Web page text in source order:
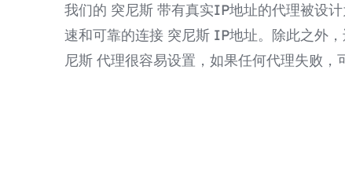
我们的 突尼斯 带有真实IP地址的代理被设
速和可靠的连接 突尼斯 IP地址。除此之外
尼斯 代理很容易设置，如果任何代理失败，